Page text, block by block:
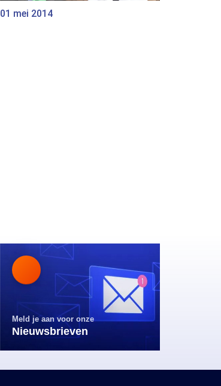
01 mei 2014
Meld je aan voor onze
Nieuwsbrieven